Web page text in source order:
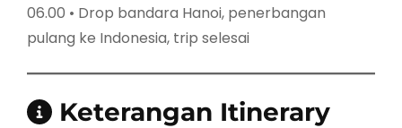
06.00 • Drop bandara Hanoi, penerbangan
pulang ke Indonesia, trip selesai
Keterangan Itinerary